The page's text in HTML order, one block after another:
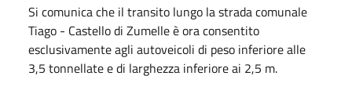
Si comunica che il transito lungo la strada comunale
Tiago - Castello di Zumelle è ora consentito
esclusivamente agli autoveicoli di peso inferiore alle
3,5 tonnellate e di larghezza inferiore ai 2,5 m.